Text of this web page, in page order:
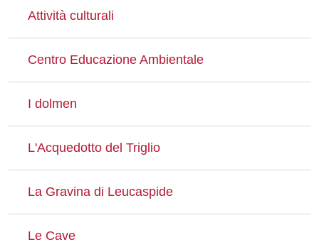
Attività culturali
Centro Educazione Ambientale
I dolmen
L'Acquedotto del Triglio
La Gravina di Leucaspide
Le Cave